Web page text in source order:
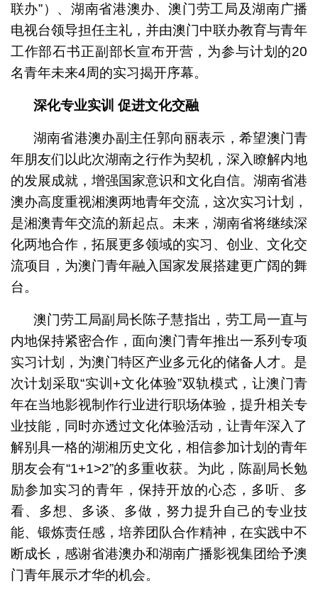
联办”）、湖南省港澳办、澳门劳工局及湖南广播
电视台领导担任主礼，并由澳门中联办教育与青年
工作部石书正副部长宣布开营，为参与计划的20
名青年未来4周的实习揭开序幕。
深化专业实训 促进文化交融
湖南省港澳办副主任郭向丽表示，希望澳门青
年朋友们以此次湖南之行作为契机，深入瞭解内地
的发展成就，增强国家意识和文化自信。湖南省港
澳办高度重视湘澳两地青年交流，这次实习计划，
是湘澳青年交流的新起点。未来，湖南省将继续深
化两地合作，拓展更多领域的实习、创业、文化交
流项目，为澳门青年融入国家发展搭建更广阔的舞
台。
澳门劳工局副局长陈子慧指出，劳工局一直与
内地保持紧密合作，面向澳门青年推出一系列专项
实习计划，为澳门特区产业多元化的储备人才。是
次计划采取“实训+文化体验”双轨模式，让澳门青
年在当地影视制作行业进行职场体验，提升相关专
业技能，同时亦透过文化体验活动，让青年深入了
解别具一格的湖湘历史文化，相信参加计划的青年
朋友会有“1+1>2”的多重收获。为此，陈副局长勉
励参加实习的青年，保持开放的心态，多听、多
看、多想、多谈、多做，努力提升自己的专业技
能、锻炼责任感，培养团队合作精神，在实践中不
断成长，感谢省港澳办和湖南广播影视集团给予澳
门青年展示才华的机会。